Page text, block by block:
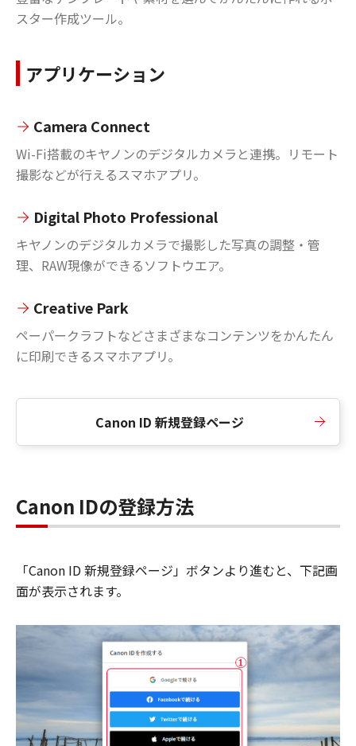
スター作成ツール。
アプリケーション
Camera Connect
Wi-Fi搭載のキヤノンのデジタルカメラと連携。リモート
撮影などが行えるスマホアプリ。
Digital Photo Professional
キヤノンのデジタルカメラで撮影した写真の調整・管
理、RAW現像ができるソフトウエア。
Creative Park
ペーパークラフトなどさまざまなコンテンツをかんたん
に印刷できるスマホアプリ。
Canon ID 新規登録ページ
Canon IDの登録方法
「Canon ID 新規登録ページ」ボタンより進むと、下記画
面が表示されます。